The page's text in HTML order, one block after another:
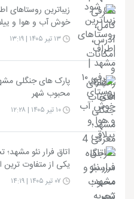
خوش آب و هوا و
محبوب شهر
اتاق فرار نئو مشهد؛
یکی از متفاوت